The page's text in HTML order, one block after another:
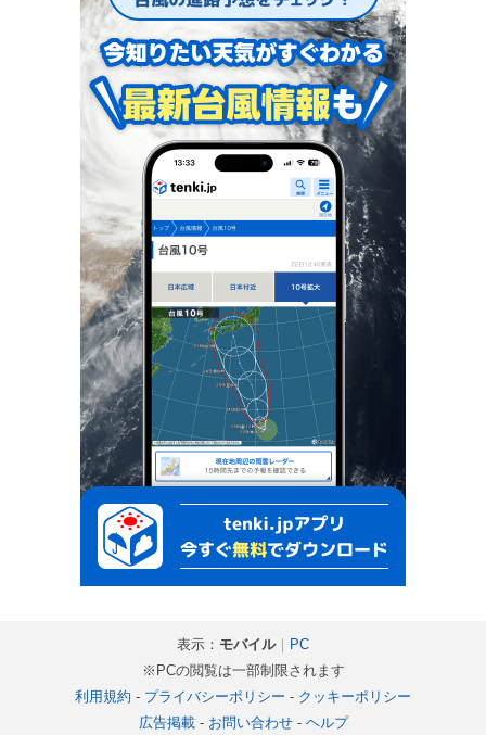
表示： モバイル｜ PC
※PCの閲覧は一部制限されます
利用規約 - プライバシーポリシー - クッキーポリシー
広告掲載- お問い合わせ- ヘルプ